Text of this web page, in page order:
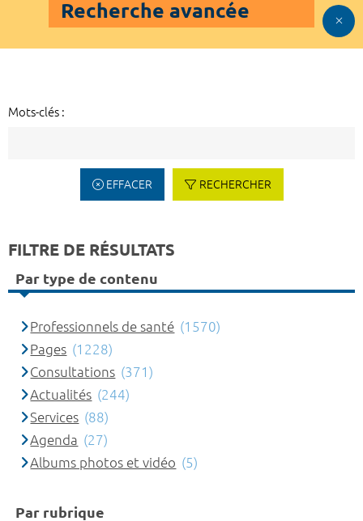
Recherche avancée
Mots-clés :
EFFACER RECHERCHER
FILTRE DE RÉSULTATS
Par type de contenu
Professionnels de santé (1570)
Pages (1228)
Consultations (371)
Actualités (244)
Services (88)
Agenda (27)
Albums photos et vidéo (5)
Par rubrique